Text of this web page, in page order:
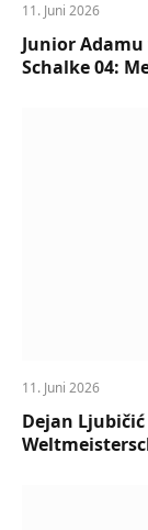
11. Juni 2026
Junior
Schalke 04:
11. Juni 2026
Dejan